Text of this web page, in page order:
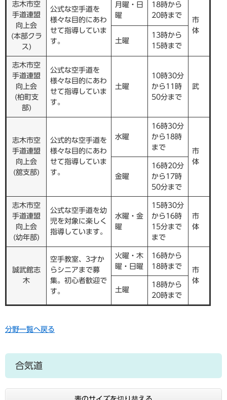
志木市空
手道連盟
向上会
(本部クラ
ス)
公式な空手道を
様々な目的にあわ
せて指導していま
す。
月曜・日
曜
18時から
20時まで
市
体
土曜
13時から
15時まで
志木市空
手道連盟
向上会
(柏町支
部)
公式な空手道を
様々な目的にあわ
せて指導していま
す。
土曜
10時30分
から11時
50分まで
武
志木市空
手道連盟
向上会
(舘支部)
公式的な空手道を
様々な目的にあわ
せて指導していま
す。
水曜
16時30分
から18時
まで
市
体
金曜
16時20分
から17時
50分まで
志木市空
手道連盟
向上会
(幼年部)
公式な空手道を幼
児を対象に楽しく
指導しています。
水曜・金
曜
15時30分
から16時
15分まで
まで
市
体
誠武館志
木
空手教室、3才か
らシニアまで募
集。初心者歓迎で
す。
火曜・木
曜・日曜
16時から
18時まで
市
体
土曜
18時から
20時まで
分野一覧へ戻る
合気道